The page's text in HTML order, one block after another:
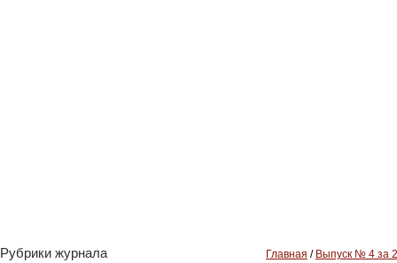
Рубрики журнала Главная / Выпуск № 4 за